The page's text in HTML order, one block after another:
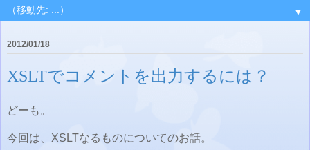
▼
2012/01/18
XSLTでコメントを出力するには？
どーも。
今回は、XSLTなるものについてのお話。